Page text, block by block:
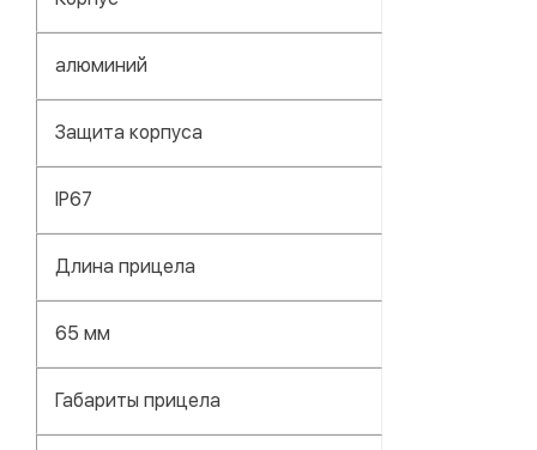
алюминий
Защита корпуса
IP67
Длина прицела
65 мм
Габариты прицела